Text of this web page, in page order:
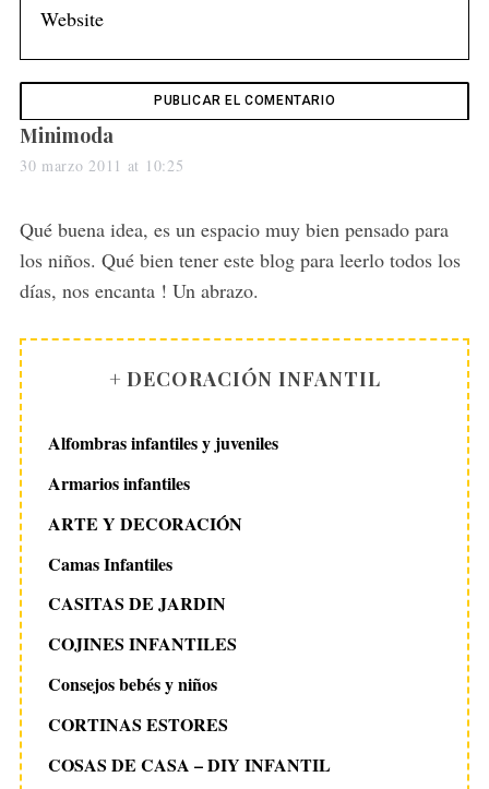
s
a
s
:
Minimoda
30 marzo 2011 at 10:25
Qué buena idea, es un espacio muy bien pensado para
los niños. Qué bien tener este blog para leerlo todos los
días, nos encanta ! Un abrazo.
+ DECORACIÓN INFANTIL
Alfombras infantiles y juveniles
Armarios infantiles
ARTE Y DECORACIÓN
Camas Infantiles
CASITAS DE JARDIN
COJINES INFANTILES
Consejos bebés y niños
CORTINAS ESTORES
COSAS DE CASA – DIY INFANTIL
: